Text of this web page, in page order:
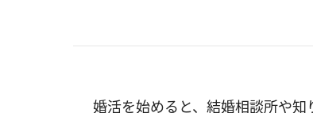
婚活を始めると、結婚相談所や知